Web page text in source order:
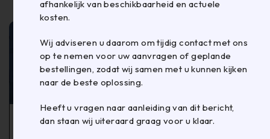
MACHINES
afhankelijk van beschikbaarheid en actuele
kosten.
Wij adviseren u daarom om tijdig contact met ons
op te nemen voor uw aanvragen of geplande
bestellingen, zodat wij samen met u kunnen kijken
naar de beste oplossing.
Heeft u vragen naar aanleiding van dit bericht,
dan staan wij uiteraard graag voor u klaar.